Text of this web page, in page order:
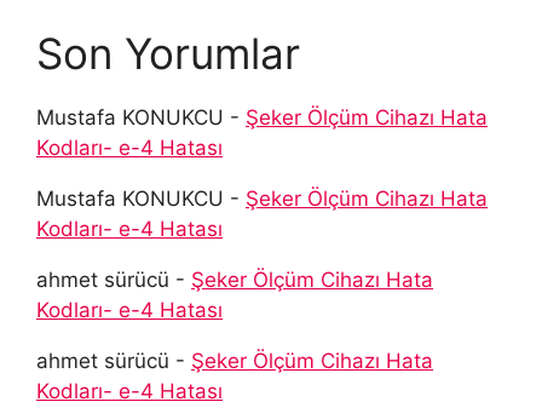
Son Yorumlar
Mustafa KONUKCU - Şeker Ölçüm Cihazı Hata
Kodları- e-4 Hatası
Mustafa KONUKCU - Şeker Ölçüm Cihazı Hata
Kodları- e-4 Hatası
ahmet sürücü - Şeker Ölçüm Cihazı Hata
Kodları- e-4 Hatası
ahmet sürücü - Şeker Ölçüm Cihazı Hata
Kodları- e-4 Hatası